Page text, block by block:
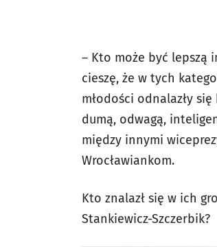
– Kto może być lepszą
cieszę, że w tych
młodości odnalazły
dumą, odwagą,
między innymi
Wrocławiankom.
Kto znalazł się w ich
Stankiewicz-Szczerbik?